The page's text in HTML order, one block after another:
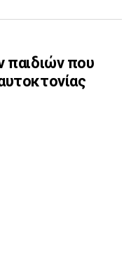
παιδιών που